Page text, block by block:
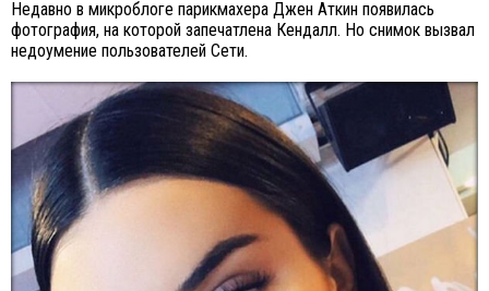
Недавно в микроблоге парикмахера Джен Аткин появилась
фотография, на которой запечатлена Кендалл. Но снимок вызвал
недоумение пользователей Сети.